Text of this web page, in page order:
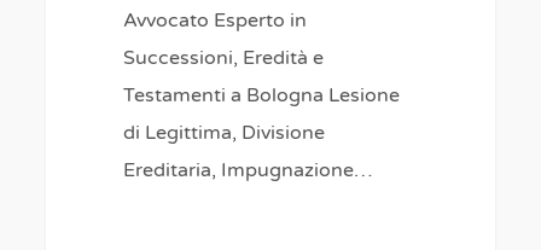
Avvocato Esperto in
Successioni, Eredità e
Testamenti a Bologna Lesione
di Legittima, Divisione
Ereditaria, Impugnazione…